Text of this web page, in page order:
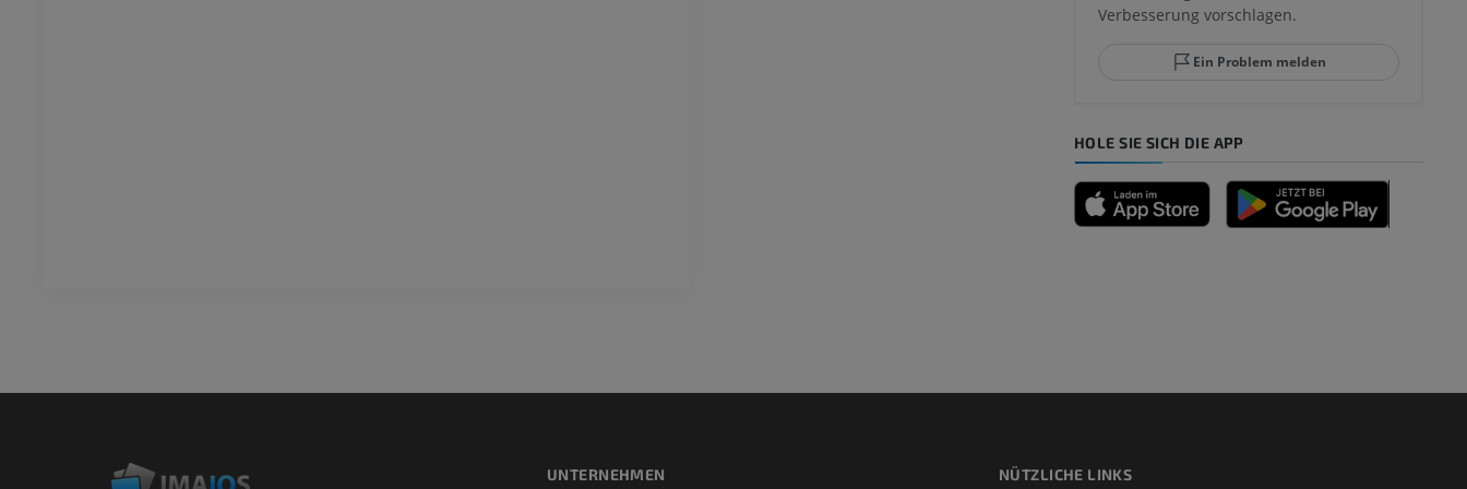
Verbesserung vorschlagen.
Ein Problem melden
HOLE SIE SICH DIE APP
UNTERNEHMEN NÜTZLICHE LINKS